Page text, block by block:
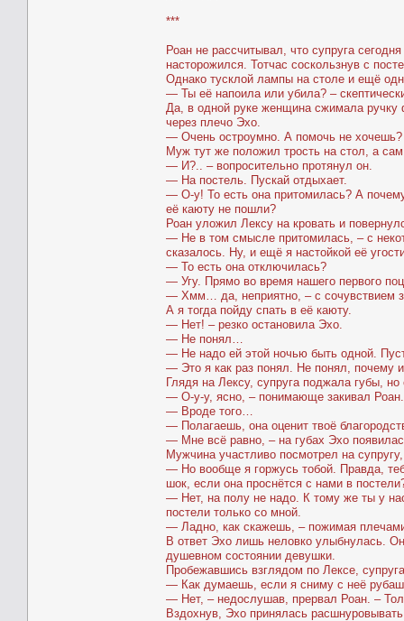
***
Роан не рассчитывал, что супруга
насторожился. Тотчас соскользнув с
Однако тусклой лампы на столе и ещё
— Ты её напоила или убила? –
Да, в одной руке женщина сжимала ручку
через плечо Эхо.
— Очень остроумно. А помочь не хочешь?
Муж тут же положил трость на стол, а
— И?.. – вопросительно протянул он.
— На постель. Пускай отдыхает.
— О-у! То есть она притомилась? А
её каюту не пошли?
Роан уложил Лексу на кровать и
— Не в том смысле притомилась, – с
сказалось. Ну, и ещё я настойкой её
— То есть она отключилась?
— Угу. Прямо во время нашего первого
— Хмм… да, неприятно, – с сочувствием
А я тогда пойду спать в её каюту.
— Нет! – резко остановила Эхо.
— Не понял…
— Не надо ей этой ночью быть одной.
— Это я как раз понял. Не понял, почему
Глядя на Лексу, супруга поджала губы,
— О-у-у, ясно, – понимающе закивал Роан.
— Вроде того…
— Полагаешь, она оценит твоё
— Мне всё равно, – на губах Эхо
Мужчина участливо посмотрел на
— Но вообще я горжусь тобой. Правда,
шок, если она проснётся с нами в
— Нет, на полу не надо. К тому же ты у
постели только со мной.
— Ладно, как скажешь, – пожимая
В ответ Эхо лишь неловко улыбнулась.
душевном состоянии девушки.
Пробежавшись взглядом по Лексе,
— Как думаешь, если я сниму с неё
— Нет, – недослушав, прервал Роан. –
Вздохнув, Эхо принялась